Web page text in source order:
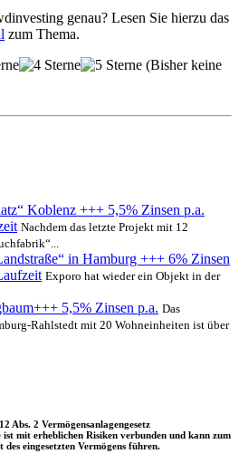
genau? Lesen Sie hierzu das
zum Thema.
(Bisher keine
Koblenz +++ 5,5% Zinsen p.a.
Nachdem das letzte Projekt mit 12
in Hamburg +++ 6% Zinsen
Exporo hat wieder ein Objekt in der
5,5% Zinsen p.a. Das
Rahlstedt mit 20 Wohneinheiten ist über
Abs. 2 Vermögensanlagengesetz
mit erheblichen Risiken verbunden und kann zum
eingesetzten Vermögens führen.